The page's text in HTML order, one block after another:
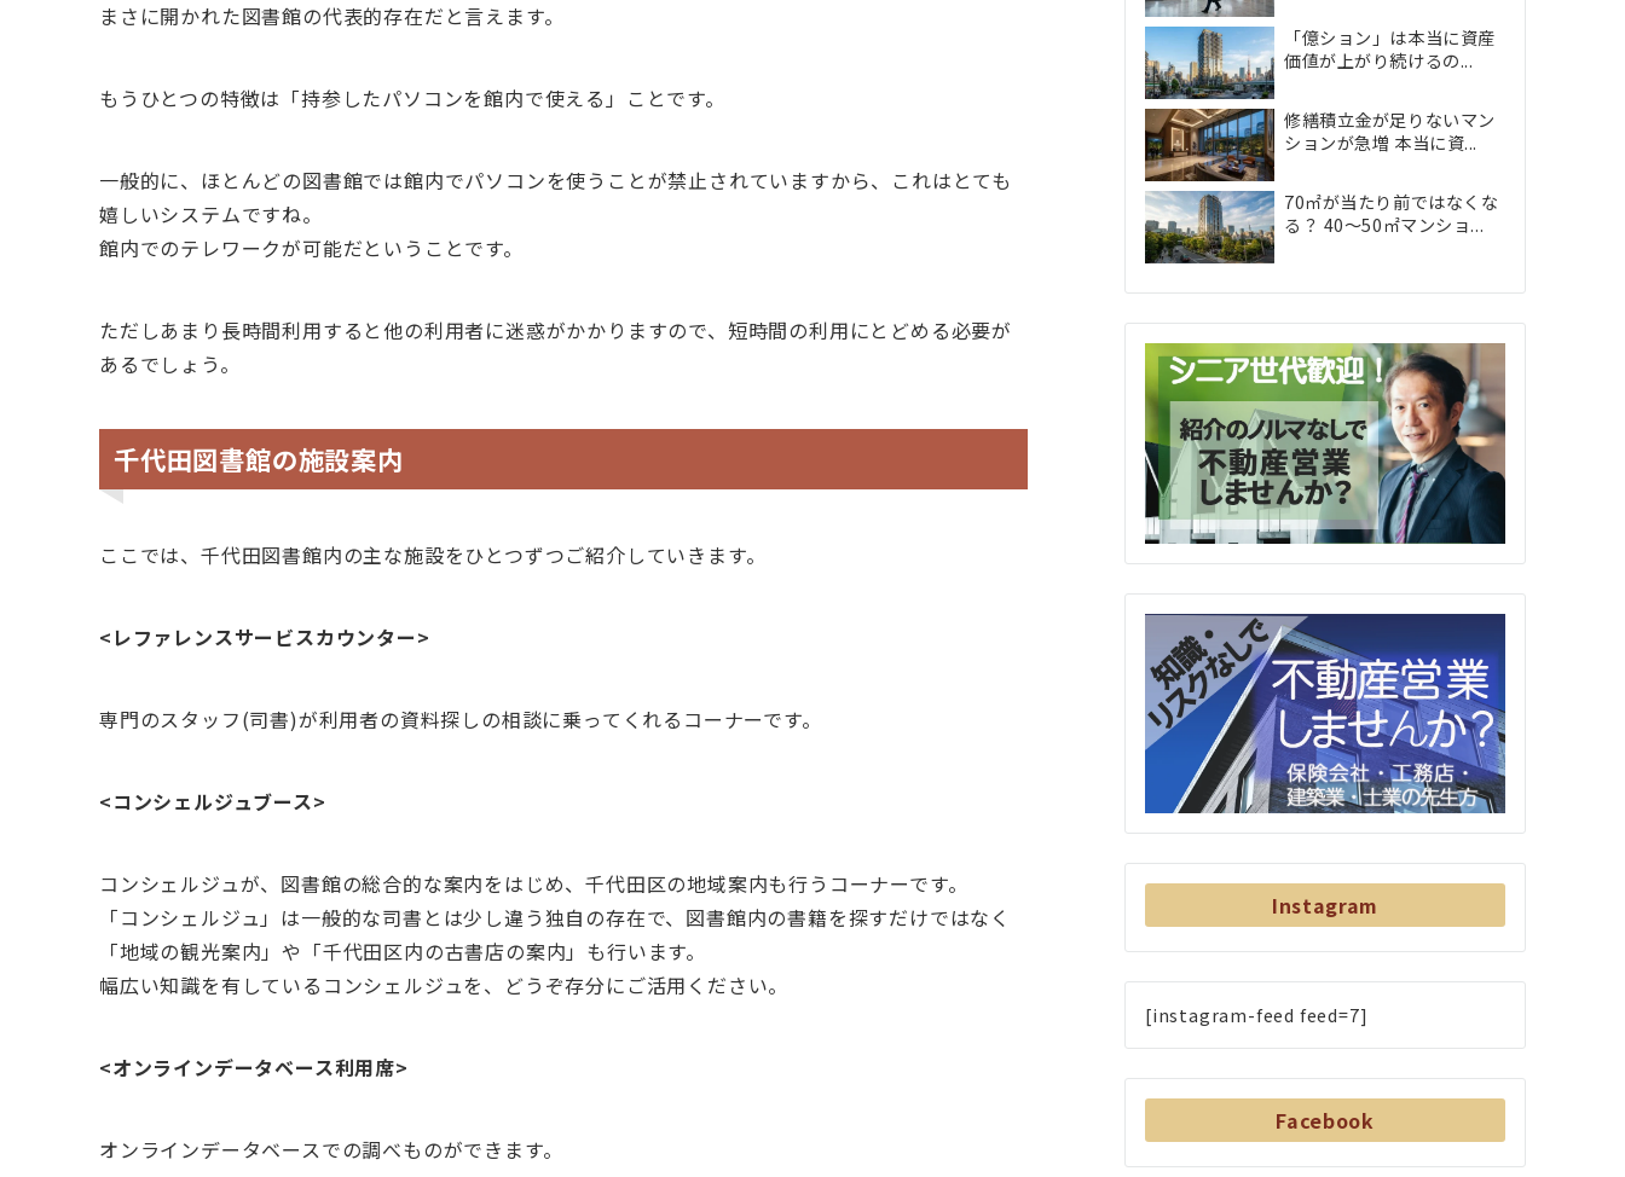
まさに開かれた図書館の代表的存在だと言えます。
もうひとつの特徴は「持参したパソコンを館内で使える」ことです。
一般的に、ほとんどの図書館では館内でパソコンを使うことが禁止されていますから、これはとても
嬉しいシステムですね。
館内でのテレワークが可能だということです。
ただしあまり長時間利用すると他の利用者に迷惑がかかりますので、短時間の利用にとどめる必要が
あるでしょう。
千代田図書館の施設案内
ここでは、千代田図書館内の主な施設をひとつずつご紹介していきます。
<レファレンスサービスカウンター>
専門のスタッフ(司書)が利用者の資料探しの相談に乗ってくれるコーナーです。
<コンシェルジュブース>
コンシェルジュが、図書館の総合的な案内をはじめ、千代田区の地域案内も行うコーナーです。
「コンシェルジュ」は一般的な司書とは少し違う独自の存在で、図書館内の書籍を探すだけではなく
「地域の観光案内」や「千代田区内の古書店の案内」も行います。
幅広い知識を有しているコンシェルジュを、どうぞ存分にご活用ください。
<オンラインデータベース利用席>
オンラインデータベースでの調べものができます。
「億ション」は本当に資産
価値が上がり続けるの...
修繕積立金が足りないマン
ションが急増 本当に資...
70㎡が当たり前ではなくな
る？ 40〜50㎡マンショ...
Instagram
[instagram-feed feed=7]
Facebook